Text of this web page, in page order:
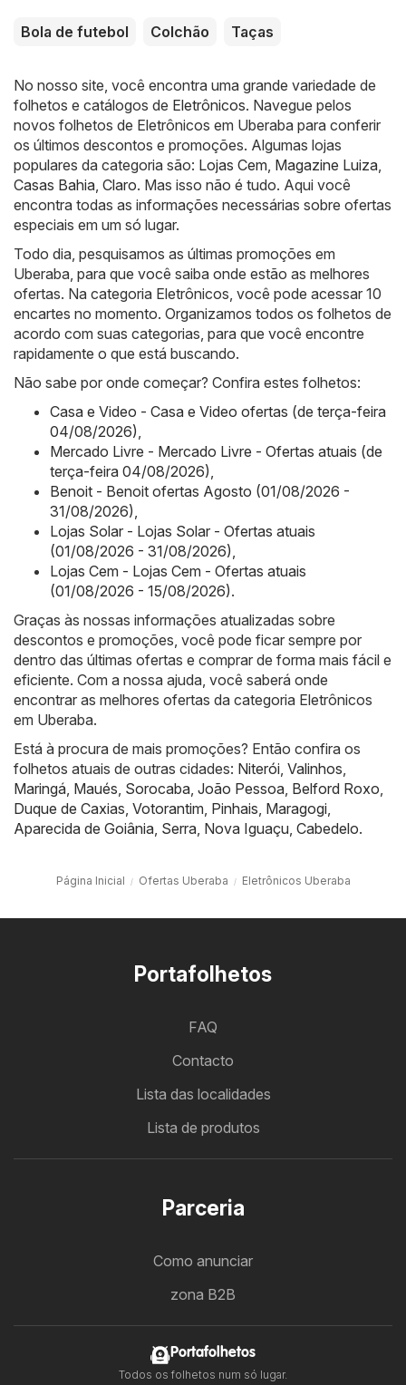
Bola de futebol Colchão Taças
No nosso site, você encontra uma grande variedade de
folhetos e catálogos de Eletrônicos. Navegue pelos
novos folhetos de Eletrônicos em Uberaba para conferir
os últimos descontos e promoções. Algumas lojas
populares da categoria são: Lojas Cem, Magazine Luiza,
Casas Bahia, Claro. Mas isso não é tudo. Aqui você
encontra todas as informações necessárias sobre ofertas
especiais em um só lugar.
Todo dia, pesquisamos as últimas promoções em
Uberaba, para que você saiba onde estão as melhores
ofertas. Na categoria Eletrônicos, você pode acessar 10
encartes no momento. Organizamos todos os folhetos de
acordo com suas categorias, para que você encontre
rapidamente o que está buscando.
Não sabe por onde começar? Confira estes folhetos:
Casa e Video - Casa e Video ofertas (de terça-feira
04/08/2026),
Mercado Livre - Mercado Livre - Ofertas atuais (de
terça-feira 04/08/2026),
Benoit - Benoit ofertas Agosto (01/08/2026 -
31/08/2026),
Lojas Solar - Lojas Solar - Ofertas atuais
(01/08/2026 - 31/08/2026),
Lojas Cem - Lojas Cem - Ofertas atuais
(01/08/2026 - 15/08/2026).
Graças às nossas informações atualizadas sobre
descontos e promoções, você pode ficar sempre por
dentro das últimas ofertas e comprar de forma mais fácil e
eficiente. Com a nossa ajuda, você saberá onde
encontrar as melhores ofertas da categoria Eletrônicos
em Uberaba.
Está à procura de mais promoções? Então confira os
folhetos atuais de outras cidades: Niterói, Valinhos,
Maringá, Maués, Sorocaba, João Pessoa, Belford Roxo,
Duque de Caxias, Votorantim, Pinhais, Maragogi,
Aparecida de Goiânia, Serra, Nova Iguaçu, Cabedelo.
Página Inicial Ofertas Uberaba Eletrônicos Uberaba
Portafolhetos
FAQ
Contacto
Lista das localidades
Lista de produtos
Parceria
Como anunciar
zona B2B
Portafolhetos
Todos os folhetos num só lugar.